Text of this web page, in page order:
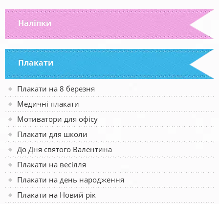
Наліпки
Плакати
Плакати на 8 березня
Медичні плакати
Мотиватори для офісу
Плакати для школи
До Дня святого Валентина
Плакати на весілля
Плакати на день народження
Плакати на Новий рік